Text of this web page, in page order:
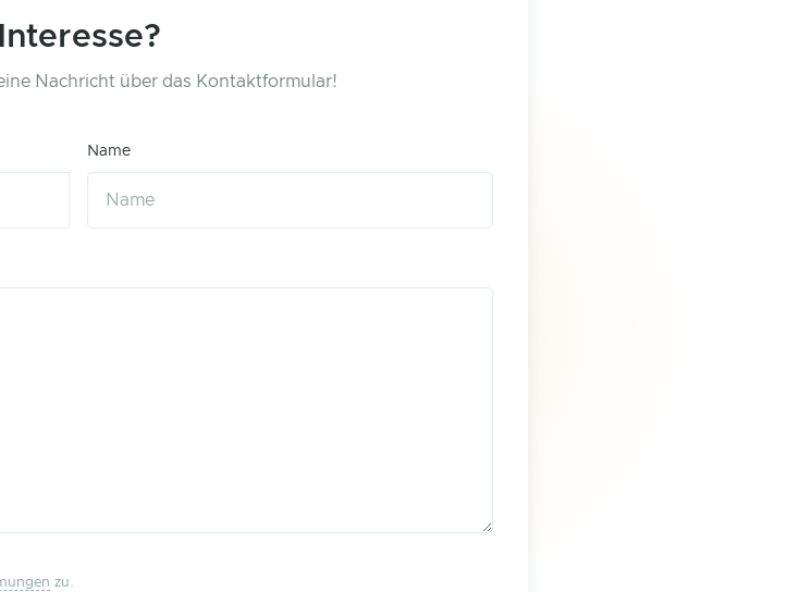
Interesse?
Nachricht über das Kontaktformular!
Name
zu.